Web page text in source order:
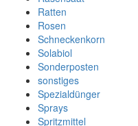
Ratten
Rosen
Schneckenkorn
Solabiol
Sonderposten
sonstiges
Spezialdünger
Sprays
Spritzmittel